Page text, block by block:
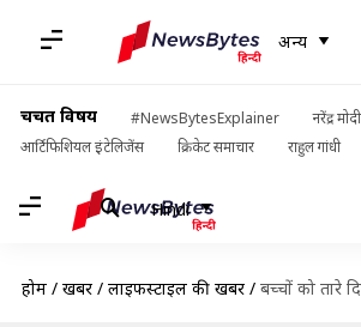
अन्य
चर्चित विषय #NewsBytesExplainer
नरेंद्र मोदी
आर्टिफिशियल इंटेलिजेंस
क्रिकेट समाचार राहुल गांधी
Hindi
होम / खबरें / लाइफस्टाइल की खबरें / बच्चों को तारे दिखाने ले कर